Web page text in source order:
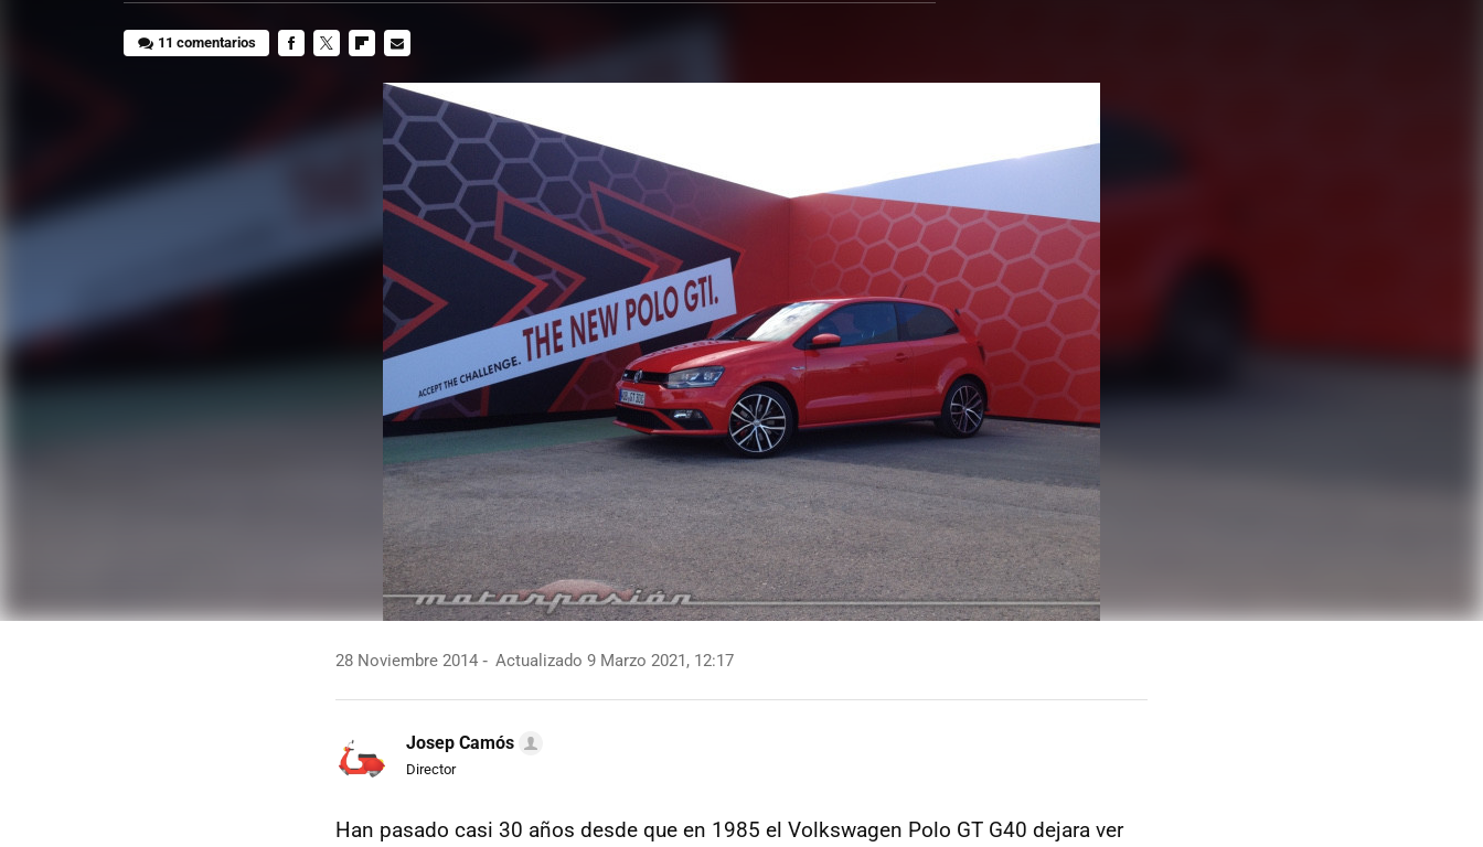
11 comentarios
MAIL
28 Noviembre 2014 Actualizado 9 Marzo 2021, 12:17
Josep Camós
Director
Han pasado casi 30 años desde que en 1985 el Volkswagen Polo GT G40 dejara ver